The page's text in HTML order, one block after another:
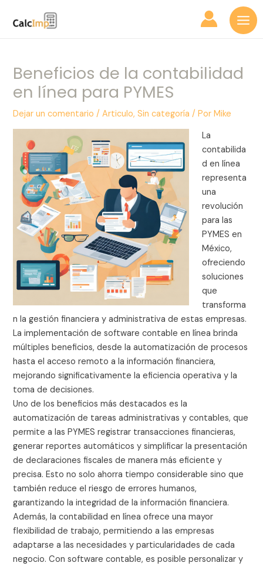
Beneficios de la contabilidad
en línea para PYMES
Dejar un comentario /Articulo,Sin categoría / PorMike
La
contabilida
d en línea
representa
una
revolución
para las
PYMES en
México,
ofreciendo
soluciones
que
transforma
n la gestión financiera y administrativa de estas empresas.
La implementación de software contable en línea brinda
múltiples beneficios, desde la automatización de procesos
hasta el acceso remoto a la información financiera,
mejorando significativamente la eficiencia operativa y la
toma de decisiones.
Uno de los beneficios más destacados es la
automatización de tareas administrativas y contables, que
permite a las PYMES registrar transacciones financieras,
generar reportes automáticos y simplificar la presentación
de declaraciones fiscales de manera más eficiente y
precisa. Esto no solo ahorra tiempo considerable sino que
también reduce el riesgo de errores humanos,
garantizando la integridad de la información financiera.
Además, la contabilidad en línea ofrece una mayor
flexibilidad de trabajo, permitiendo a las empresas
adaptarse a las necesidades y particularidades de cada
negocio. Con software contable, es posible personalizar y
de